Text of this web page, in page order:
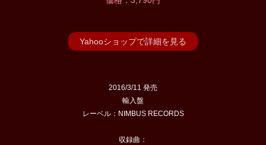
Yahooショップで詳細を見る
2016/3/11 発売
輸入盤
レーベル：NIMBUS RECORDS
収録曲：